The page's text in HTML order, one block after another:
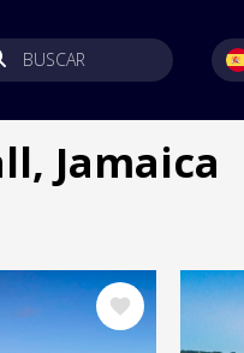
BUSCAR
Jamaica